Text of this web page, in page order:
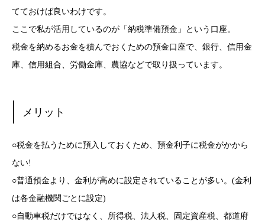
てておけば良いわけです。
ここで私が活用しているのが「納税準備預金」という口座。
税金を納めるお金を積んでおくための預金口座で、銀行、信用金
庫、信用組合、労働金庫、農協などで取り扱っています。
メリット
○税金を払うために預入しておくため、預金利子に税金がかから
ない!
○普通預金より、金利が高めに設定されていることが多い。(金利
は各金融機関ごとに設定)
○自動車税だけではなく、所得税、法人税、固定資産税、都道府